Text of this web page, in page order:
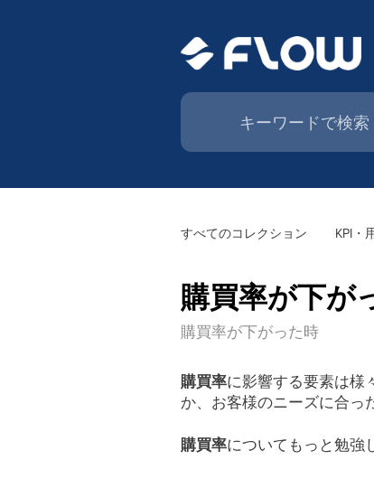
すべてのコレクション KPI・
購買率が下が
購買率が下がった時
購買率に影響する要素は様
か、お客様のニーズに合っ
購買率についてもっと勉強